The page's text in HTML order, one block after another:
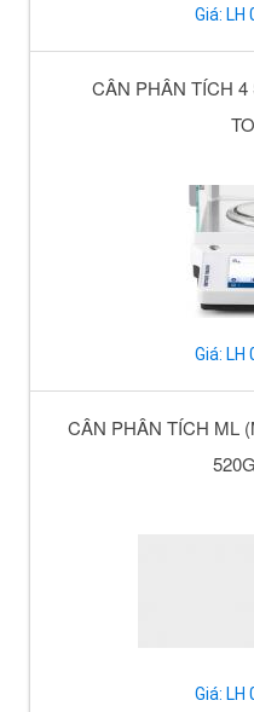
Giá: LH
CÂN PHÂN TÍCH
Giá: LH
CÂN PHÂN TÍCH ML
Giá: LH